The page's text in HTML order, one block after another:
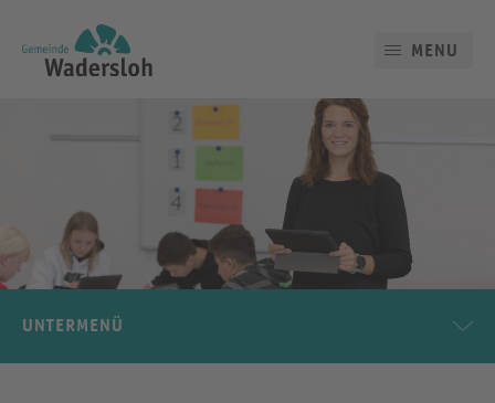
MENU
UNTERMENÜ